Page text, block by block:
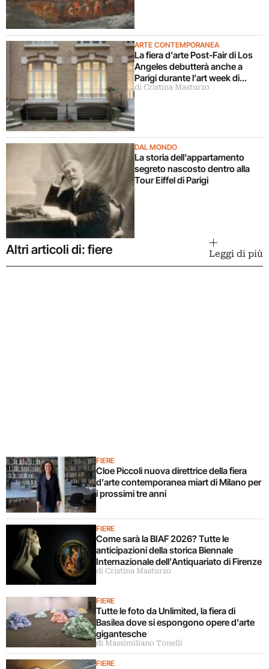
ARTE CONTEMPORANEA
La fiera d’arte Post-Fair di Los
Angeles debutterà anche a
Parigi durante l’art week di
ottobre 2026
di Cristina Masturzo
DAL MONDO
La storia dell’appartamento
segreto nascosto dentro alla
Tour Eiffel di Parigi
Altri articoli di: fiere Leggi di più
FIERE
Cloe Piccoli nuova direttrice della fiera
d’arte contemporanea miart di Milano per
i prossimi tre anni
FIERE
Come sarà la BIAF 2026? Tutte le
anticipazioni della storica Biennale
Internazionale dell’Antiquariato di Firenze
di Cristina Masturzo
FIERE
Tutte le foto da Unlimited, la fiera di
Basilea dove si espongono opere d’arte
gigantesche
di Massimiliano Tonelli
FIERE